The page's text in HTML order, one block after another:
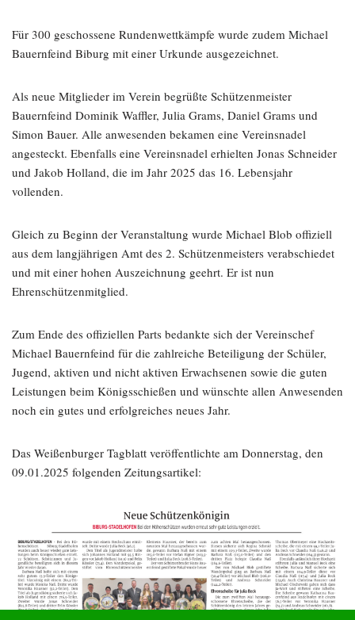
Für 300 geschossene Rundenwettkämpfe wurde zudem Michael
Bauernfeind Biburg mit einer Urkunde ausgezeichnet.
Als neue Mitglieder im Verein begrüßte Schützenmeister
Bauernfeind Dominik Waffler, Julia Grams, Daniel Grams und
Simon Bauer. Alle anwesenden bekamen eine Vereinsnadel
angesteckt. Ebenfalls eine Vereinsnadel erhielten Jonas Schneider
und Jakob Holland, die im Jahr 2025 das 16. Lebensjahr
vollenden.
Gleich zu Beginn der Veranstaltung wurde Michael Blob offiziell
aus dem langjährigen Amt des 2. Schützenmeisters verabschiedet
und mit einer hohen Auszeichnung geehrt. Er ist nun
Ehrenschützenmitglied.
Zum Ende des offiziellen Parts bedankte sich der Vereinschef
Michael Bauernfeind für die zahlreiche Beteiligung der Schüler,
Jugend, aktiven und nicht aktiven Erwachsenen sowie die guten
Leistungen beim Königsschießen und wünschte allen Anwesenden
noch ein gutes und erfolgreiches neues Jahr.
Das Weißenburger Tagblatt veröffentlichte am Donnerstag, den
09.01.2025 folgenden Zeitungsartikel: